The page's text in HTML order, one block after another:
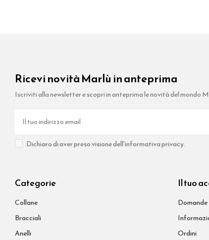
Ricevi novità Marlù in anteprima
Iscriviti alla newsletter e scopri in anteprima le novità del mondo
Dichiaro di aver preso visione dell'informativa privacy.
Categorie
Collane
Bracciali
Anelli
Il tuo
Ordini